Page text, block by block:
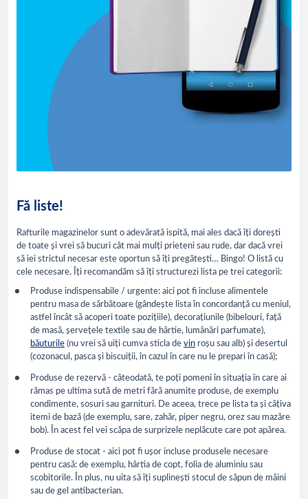
Fă liste!
Rafturile magazinelor sunt o adevărată ispită, mai ales dacă îți dorești
de toate și vrei să bucuri cât mai mulți prieteni sau rude, dar dacă vrei
să iei strictul necesar este oportun să îți pregătești… Bingo! O listă cu
cele necesare. Îți recomandăm să îți structurezi lista pe trei categorii:
Produse indispensabile / urgente: aici pot fi incluse alimentele
pentru masa de sărbătoare (gândește lista în concordanță cu meniul,
astfel încât să acoperi toate pozițiile), decorațiunile (bibelouri, față
de masă, șervețele textile sau de hârtie, lumânări parfumate),
băuturile (nu vrei să uiți cumva sticla de vin roșu sau alb) și desertul
(cozonacul, pasca și biscuiții, în cazul în care nu le prepari în casă);
Produse de rezervă - câteodată, te poți pomeni în situația în care ai
rămas pe ultima sută de metri fără anumite produse, de exemplu
condimente, sosuri sau garnituri. De aceea, trece pe lista ta și câțiva
itemi de bază (de exemplu, sare, zahăr, piper negru, orez sau mazăre
bob). În acest fel vei scăpa de surprizele neplăcute care pot apărea.
Produse de stocat - aici pot fi ușor incluse produsele necesare
pentru casă: de exemplu, hârtia de copt, folia de aluminiu sau
scobitorile. În plus, nu uita să îți suplinești stocul de săpun de mâini
sau de gel antibacterian.